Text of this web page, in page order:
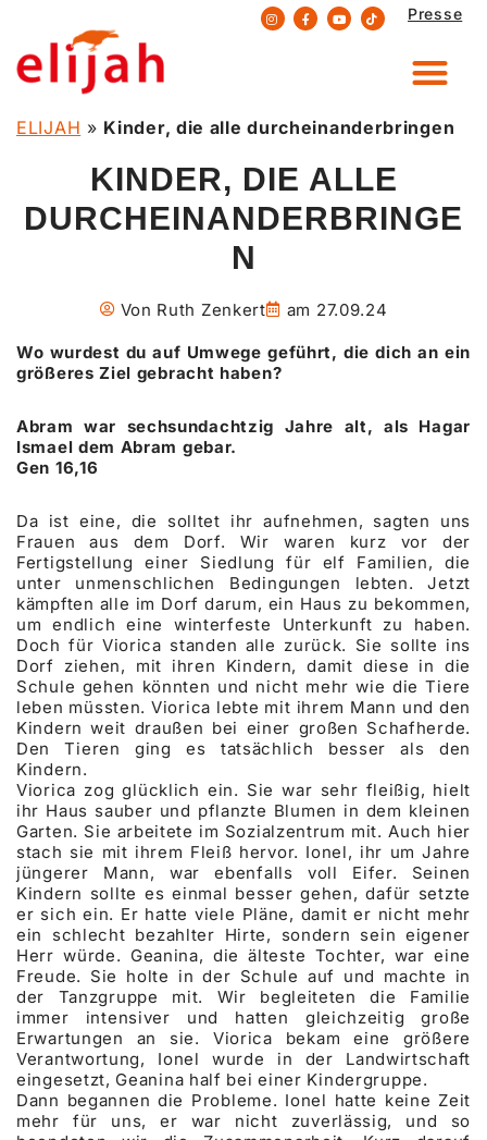
Zum
Inhalt
springen
Presse
ELIJAH » Kinder, die alle durcheinanderbringen
KINDER, DIE ALLE
DURCHEINANDERBRINGE
N
Von Ruth Zenkert am 27.09.24
Wo wurdest du auf Umwege geführt, die dich an ein
größeres Ziel gebracht haben?
Abram war sechsundachtzig Jahre alt, als Hagar
Ismael dem Abram gebar.
Gen 16,16
Da ist eine, die solltet ihr aufnehmen, sagten uns
Frauen aus dem Dorf. Wir waren kurz vor der
Fertigstellung einer Siedlung für elf Familien, die
unter unmenschlichen Bedingungen lebten. Jetzt
kämpften alle im Dorf darum, ein Haus zu bekommen,
um endlich eine winterfeste Unterkunft zu haben.
Doch für Viorica standen alle zurück. Sie sollte ins
Dorf ziehen, mit ihren Kindern, damit diese in die
Schule gehen könnten und nicht mehr wie die Tiere
leben müssten. Viorica lebte mit ihrem Mann und den
Kindern weit draußen bei einer großen Schafherde.
Den Tieren ging es tatsächlich besser als den
Kindern.
Viorica zog glücklich ein. Sie war sehr fleißig, hielt
ihr Haus sauber und pflanzte Blumen in dem kleinen
Garten. Sie arbeitete im Sozialzentrum mit. Auch hier
stach sie mit ihrem Fleiß hervor. Ionel, ihr um Jahre
jüngerer Mann, war ebenfalls voll Eifer. Seinen
Kindern sollte es einmal besser gehen, dafür setzte
er sich ein. Er hatte viele Pläne, damit er nicht mehr
ein schlecht bezahlter Hirte, sondern sein eigener
Herr würde. Geanina, die älteste Tochter, war eine
Freude. Sie holte in der Schule auf und machte in
der Tanzgruppe mit. Wir begleiteten die Familie
immer intensiver und hatten gleichzeitig große
Erwartungen an sie. Viorica bekam eine größere
Verantwortung, Ionel wurde in der Landwirtschaft
eingesetzt, Geanina half bei einer Kindergruppe.
Dann begannen die Probleme. Ionel hatte keine Zeit
mehr für uns, er war nicht zuverlässig, und so